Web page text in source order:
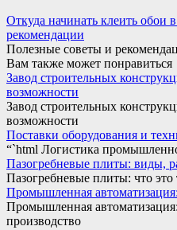
Откуда начинать клеить обои
рекомендации
Полезные советы и
Вам также может понравиться
Завод строительных
возможности
Завод строительных
возможности
Поставки оборудования и
“`html Логистика
Пазогребневые плиты: виды,
Пазогребневые плиты: что это
Промышленная
Промышленная
производство